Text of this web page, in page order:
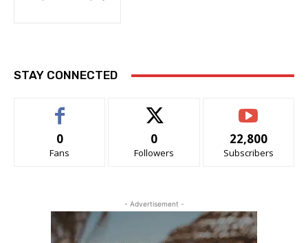
STAY CONNECTED
0
Fans
0
Followers
22,800
Subscribers
- Advertisement -